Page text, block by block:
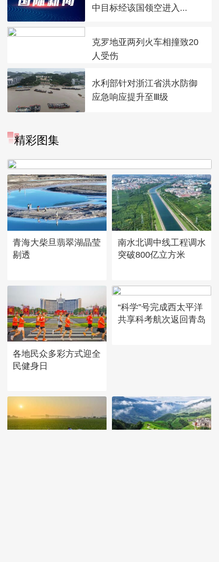
中目标经该国领空进入...
克罗地亚两列火车相撞致20
人受伤
水利部针对浙江省洪水防御
应急响应提升至Ⅲ级
精彩图集
“大地指纹”奏响夏夜文旅乐
章
青海大柴旦翡翠湖晶莹
剔透
南水北调中线工程调水
突破800亿立方米
各地民众多彩方式迎全
民健身日
“科学”号完成西太平洋
共享科考航次返回青岛